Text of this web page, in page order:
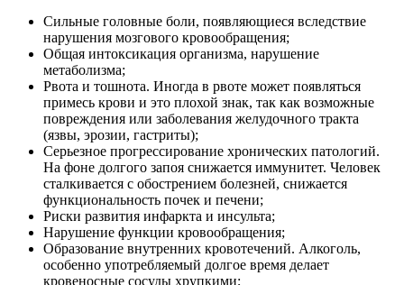
Сильные головные боли, появляющиеся вследствие
нарушения мозгового кровообращения;
Общая интоксикация организма, нарушение
метаболизма;
Рвота и тошнота. Иногда в рвоте может появляться
примесь крови и это плохой знак, так как возможные
повреждения или заболевания желудочного тракта
(язвы, эрозии, гастриты);
Серьезное прогрессирование хронических патологий.
На фоне долгого запоя снижается иммунитет. Человек
сталкивается с обострением болезней, снижается
функциональность почек и печени;
Риски развития инфаркта и инсульта;
Нарушение функции кровообращения;
Образование внутренних кровотечений. Алкоголь,
особенно употребляемый долгое время делает
кровеносные сосуды хрупкими;